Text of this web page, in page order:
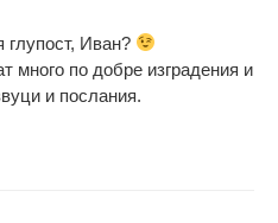
глупост, Иван?
много по добре изградения и
и послания.